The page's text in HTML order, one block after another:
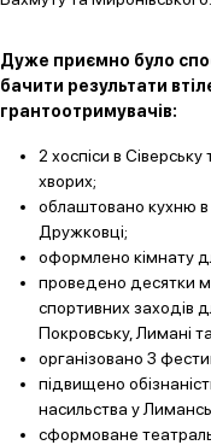
Дуже приємно було
бачити результати
грантоотримувачів:
2 хоспіси в
хворих;
облаштовано кухню в
Дружковці;
оформлено кімнату
проведено десятки
спортивних заходів
Покровську, Лимані
організовано 3
підвищено
насильства у
сформоване